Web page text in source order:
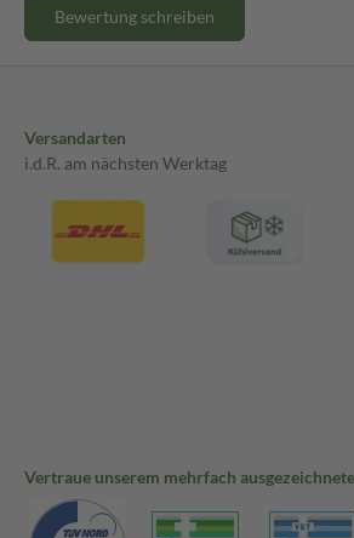
Bewertung schreiben
Versandarten
i.d.R. am nächsten Werktag
Vertraue unserem mehrfach